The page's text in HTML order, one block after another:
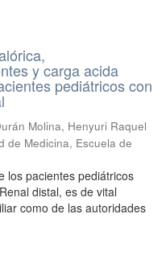
y carga acida
pediátricos con
Molina, Henyuri Raquel
de Medicina, Escuela de
los pacientes pediátricos
distal, es de vital
como de las autoridades